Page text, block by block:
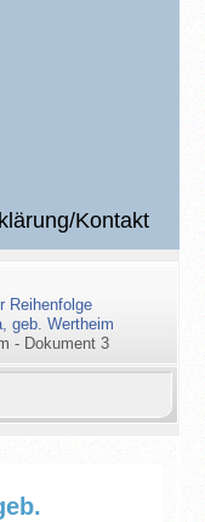
Kontakt
Reihenfolge
geb. Wertheim
- Dokument 3